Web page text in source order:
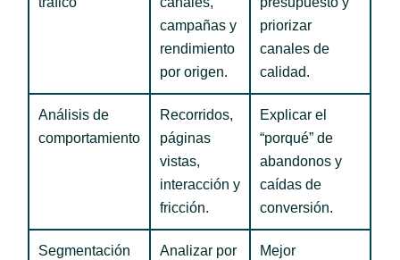
campañas y
rendimiento
por origen.
priorizar
canales de
calidad.
Análisis de
comportamiento
Recorridos,
páginas
vistas,
interacción y
fricción.
Explicar el
“porqué” de
abandonos y
caídas de
conversión.
Segmentación
Analizar por
Mejor